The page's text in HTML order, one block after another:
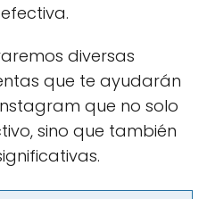
diversas
que te ayudarán
que no solo
sino que también